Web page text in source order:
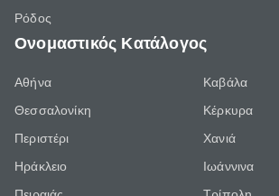
Ρόδος
Ονομαστικός Κατάλογος
Αθήνα
Θεσσαλονίκη
Περιστέρι
Ηράκλειο
Καβάλα
Κέρκυρα
Χανιά
Ιωάννινα